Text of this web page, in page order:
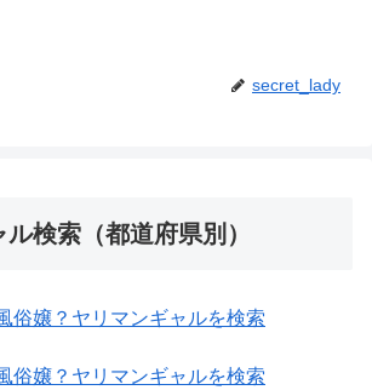
secret_lady
検索（都道府県別）
俗嬢？ヤリマンギャルを検索
俗嬢？ヤリマンギャルを検索